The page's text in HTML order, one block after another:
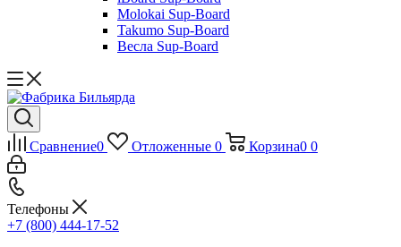
Molokai Sup-Board
Takumo Sup-Board
Весла Sup-Board
Сравнение0 Отложенные 0 Корзина0 0
Телефоны
+7 (800) 444-17-52